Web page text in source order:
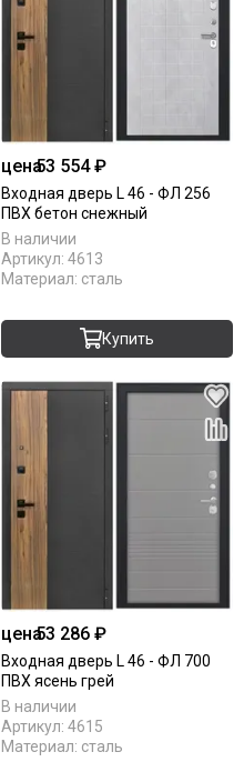
цена53 554 ₽
Входная дверь L 46 - ФЛ 256
ПВХ бетон снежный
В наличии
Артикул: 4613
Материал: сталь
Купить
цена53 286 ₽
Входная дверь L 46 - ФЛ 700
ПВХ ясень грей
В наличии
Артикул: 4615
Материал: сталь